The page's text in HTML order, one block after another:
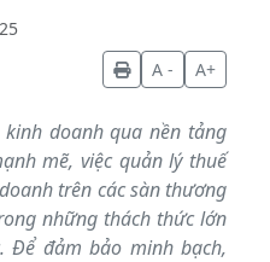
A -
A+
doanh qua nền tảng
mẽ, việc quản lý thuế
trên các sàn thương
những thách thức lớn
Để đảm bảo minh bạch,